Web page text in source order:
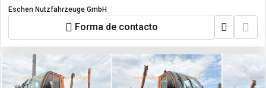
Eschen Nutzfahrzeuge GmbH
Forma de contacto